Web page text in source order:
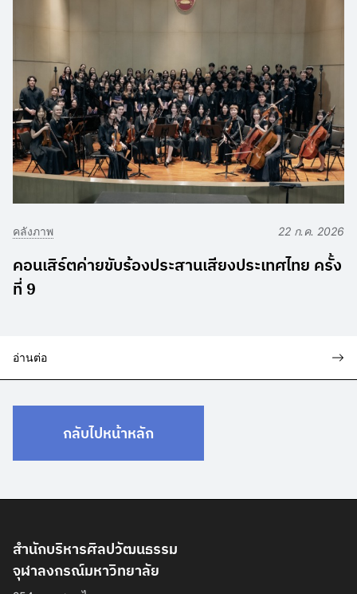
คลังภาพ 22 ก.ค. 2026
คอนเสิร์ตค่ายขับร้องประสานเสียงประเทศไทย ครั้ง
ที่ 9
อ่านต่อ
กลับไปหน้าหลัก
สำนักบริหารศิลปวัฒนธรรม
จุฬาลงกรณ์มหาวิทยาลัย